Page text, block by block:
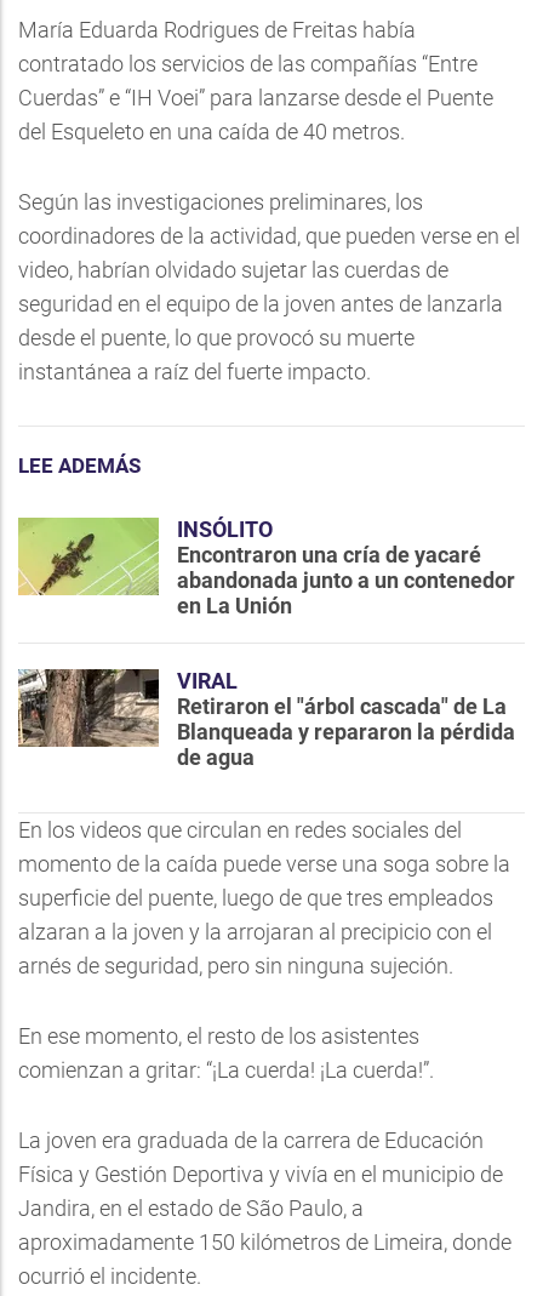
María Eduarda Rodrigues de Freitas había
contratado los servicios de las compañías “Entre
Cuerdas” e “IH Voei” para lanzarse desde el Puente
del Esqueleto en una caída de 40 metros.
Según las investigaciones preliminares, los
coordinadores de la actividad, que pueden verse en el
video, habrían olvidado sujetar las cuerdas de
seguridad en el equipo de la joven antes de lanzarla
desde el puente, lo que provocó su muerte
instantánea a raíz del fuerte impacto.
LEE ADEMÁS
INSÓLITO
Encontraron una cría de yacaré
abandonada junto a un contenedor
en La Unión
VIRAL
Retiraron el "árbol cascada" de La
Blanqueada y repararon la pérdida
de agua
En los videos que circulan en redes sociales del
momento de la caída puede verse una soga sobre la
superficie del puente, luego de que tres empleados
alzaran a la joven y la arrojaran al precipicio con el
arnés de seguridad, pero sin ninguna sujeción.
En ese momento, el resto de los asistentes
comienzan a gritar: “¡La cuerda! ¡La cuerda!”.
La joven era graduada de la carrera de Educación
Física y Gestión Deportiva y vivía en el municipio de
Jandira, en el estado de São Paulo, a
aproximadamente 150 kilómetros de Limeira, donde
ocurrió el incidente.